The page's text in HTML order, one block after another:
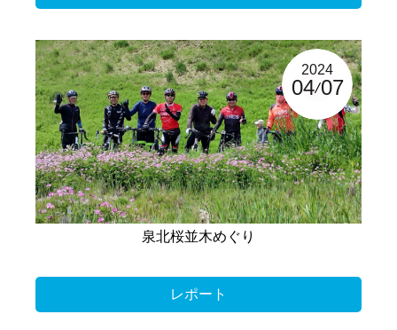
2024
04 07
泉北桜並木めぐり
レポート